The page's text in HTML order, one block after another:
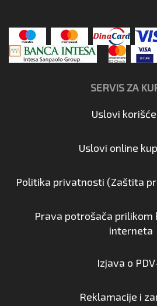
SERVIS ZA
Uslovi
Uslovi online
Politika privatnosti (Zaštita
Prava potrošača prilikom
interneta
Izjava o
Reklamacije i